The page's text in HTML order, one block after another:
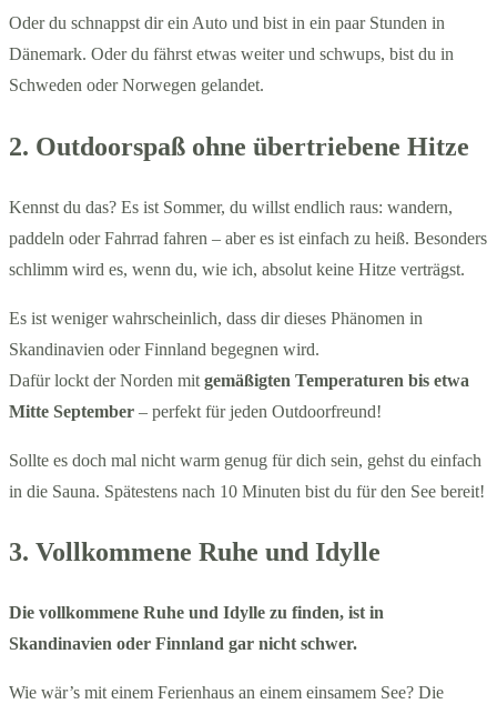
Oder du schnappst dir ein Auto und bist in ein paar Stunden in
Dänemark. Oder du fährst etwas weiter und schwups, bist du in
Schweden oder Norwegen gelandet.
2. Outdoorspaß ohne übertriebene Hitze
Kennst du das? Es ist Sommer, du willst endlich raus: wandern,
paddeln oder Fahrrad fahren – aber es ist einfach zu heiß. Besonders
schlimm wird es, wenn du, wie ich, absolut keine Hitze verträgst.
Es ist weniger wahrscheinlich, dass dir dieses Phänomen in
Skandinavien oder Finnland begegnen wird.
Dafür lockt der Norden mit gemäßigten Temperaturen bis etwa
Mitte September – perfekt für jeden Outdoorfreund!
Sollte es doch mal nicht warm genug für dich sein, gehst du einfach
in die Sauna. Spätestens nach 10 Minuten bist du für den See bereit!
3. Vollkommene Ruhe und Idylle
Die vollkommene Ruhe und Idylle zu finden, ist in
Skandinavien oder Finnland gar nicht schwer.
Wie wär’s mit einem Ferienhaus an einem einsamem See? Die